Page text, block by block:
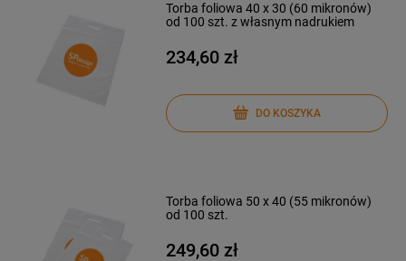
Torba foliowa 40 x 30 (60 mikronów)
od 100 szt. z własnym nadrukiem
234,60 zł
DO KOSZYKA
Torba foliowa 50 x 40 (55 mikronów)
od 100 szt.
249,60 zł